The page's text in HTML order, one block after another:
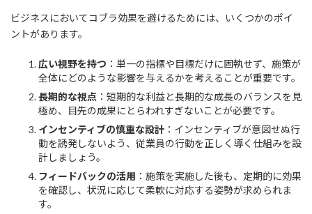
ビジネスにおいてコブラ効果を避けるためには、いくつかのポイ
ントがあります。
広い視野を持つ ：単一の指標や目標だけに固執せず、施策が
全体にどのような影響を与えるかを考えることが重要です。
長期的な視点 ：短期的な利益と長期的な成長のバランスを見
極め、目先の成果にとらわれすぎないことが必要です。
インセンティブの慎重な設計 ：インセンティブが意図せぬ行
動を誘発しないよう、従業員の行動を正しく導く仕組みを設
計しましょう。
フィードバックの活用 ：施策を実施した後も、定期的に効果
を確認し、状況に応じて柔軟に対応する姿勢が求められま
す。